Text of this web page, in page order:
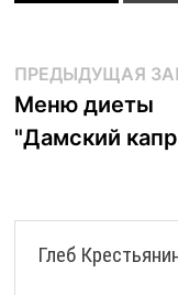
Навигация
по
записям
ПРЕДЫДУЩАЯ
Меню диеты
"Дамский
Глеб